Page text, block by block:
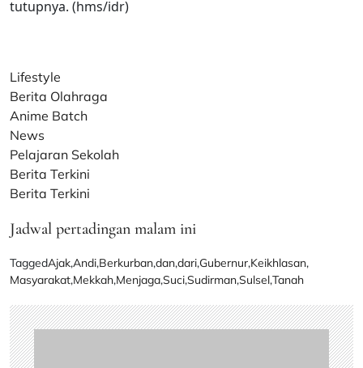
tutupnya. (hms/idr)
Lifestyle
Berita Olahraga
Anime Batch
News
Pelajaran Sekolah
Berita Terkini
Berita Terkini
Jadwal pertadingan malam ini
TaggedAjak,Andi,Berkurban,dan,dari,Gubernur,Keikhlasan,
Masyarakat,Mekkah,Menjaga,Suci,Sudirman,Sulsel,Tanah